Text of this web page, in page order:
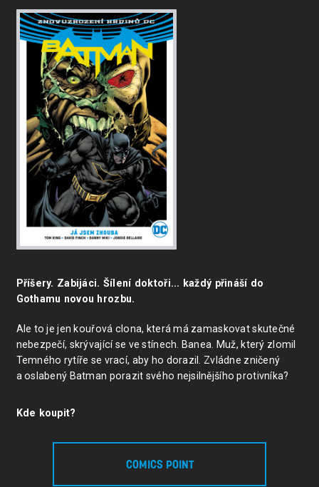
Příšery. Zabijáci. Šílení doktoři... každý přináší do
Gothamu novou hrozbu.
Ale to je jen kouřová clona, která má zamaskovat skutečné
nebezpečí, skrývající se ve stínech. Banea. Muž, který zlomil
Temného rytíře se vrací, aby ho dorazil. Zvládne zničený
a oslabený Batman porazit svého nejsilnějšího protivníka?
Kde koupit?
COMICS POINT